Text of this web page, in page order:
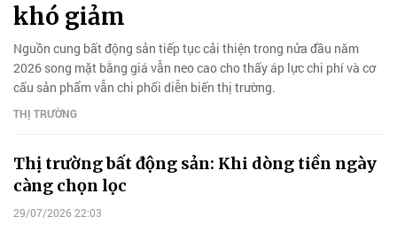
khó giảm
Nguồn cung bất động sản tiếp tục cải thiện trong nửa đầu năm
2026 song mặt bằng giá vẫn neo cao cho thấy áp lực chi phí và cơ
cấu sản phẩm vẫn chi phối diễn biến thị trường.
THỊ TRƯỜNG
Thị trường bất động sản: Khi dòng tiền ngày
càng chọn lọc
29/07/2026 22:03